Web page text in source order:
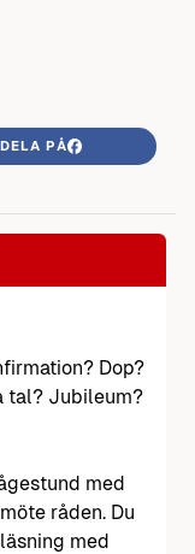
DELA PÅ
Dop?
tal? Jubileum?
med
råden. Du
med